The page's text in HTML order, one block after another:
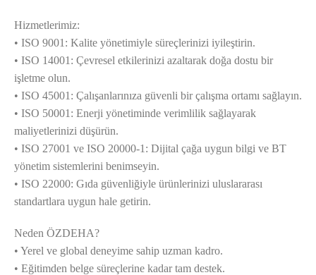
Hizmetlerimiz:
• ISO 9001: Kalite yönetimiyle süreçlerinizi iyileştirin.
• ISO 14001: Çevresel etkilerinizi azaltarak doğa dostu bir
işletme olun.
• ISO 45001: Çalışanlarınıza güvenli bir çalışma ortamı sağlayın.
• ISO 50001: Enerji yönetiminde verimlilik sağlayarak
maliyetlerinizi düşürün.
• ISO 27001 ve ISO 20000-1: Dijital çağa uygun bilgi ve BT
yönetim sistemlerini benimseyin.
• ISO 22000: Gıda güvenliğiyle ürünlerinizi uluslararası
standartlara uygun hale getirin.
Neden ÖZDEHA?
• Yerel ve global deneyime sahip uzman kadro.
• Eğitimden belge süreçlerine kadar tam destek.